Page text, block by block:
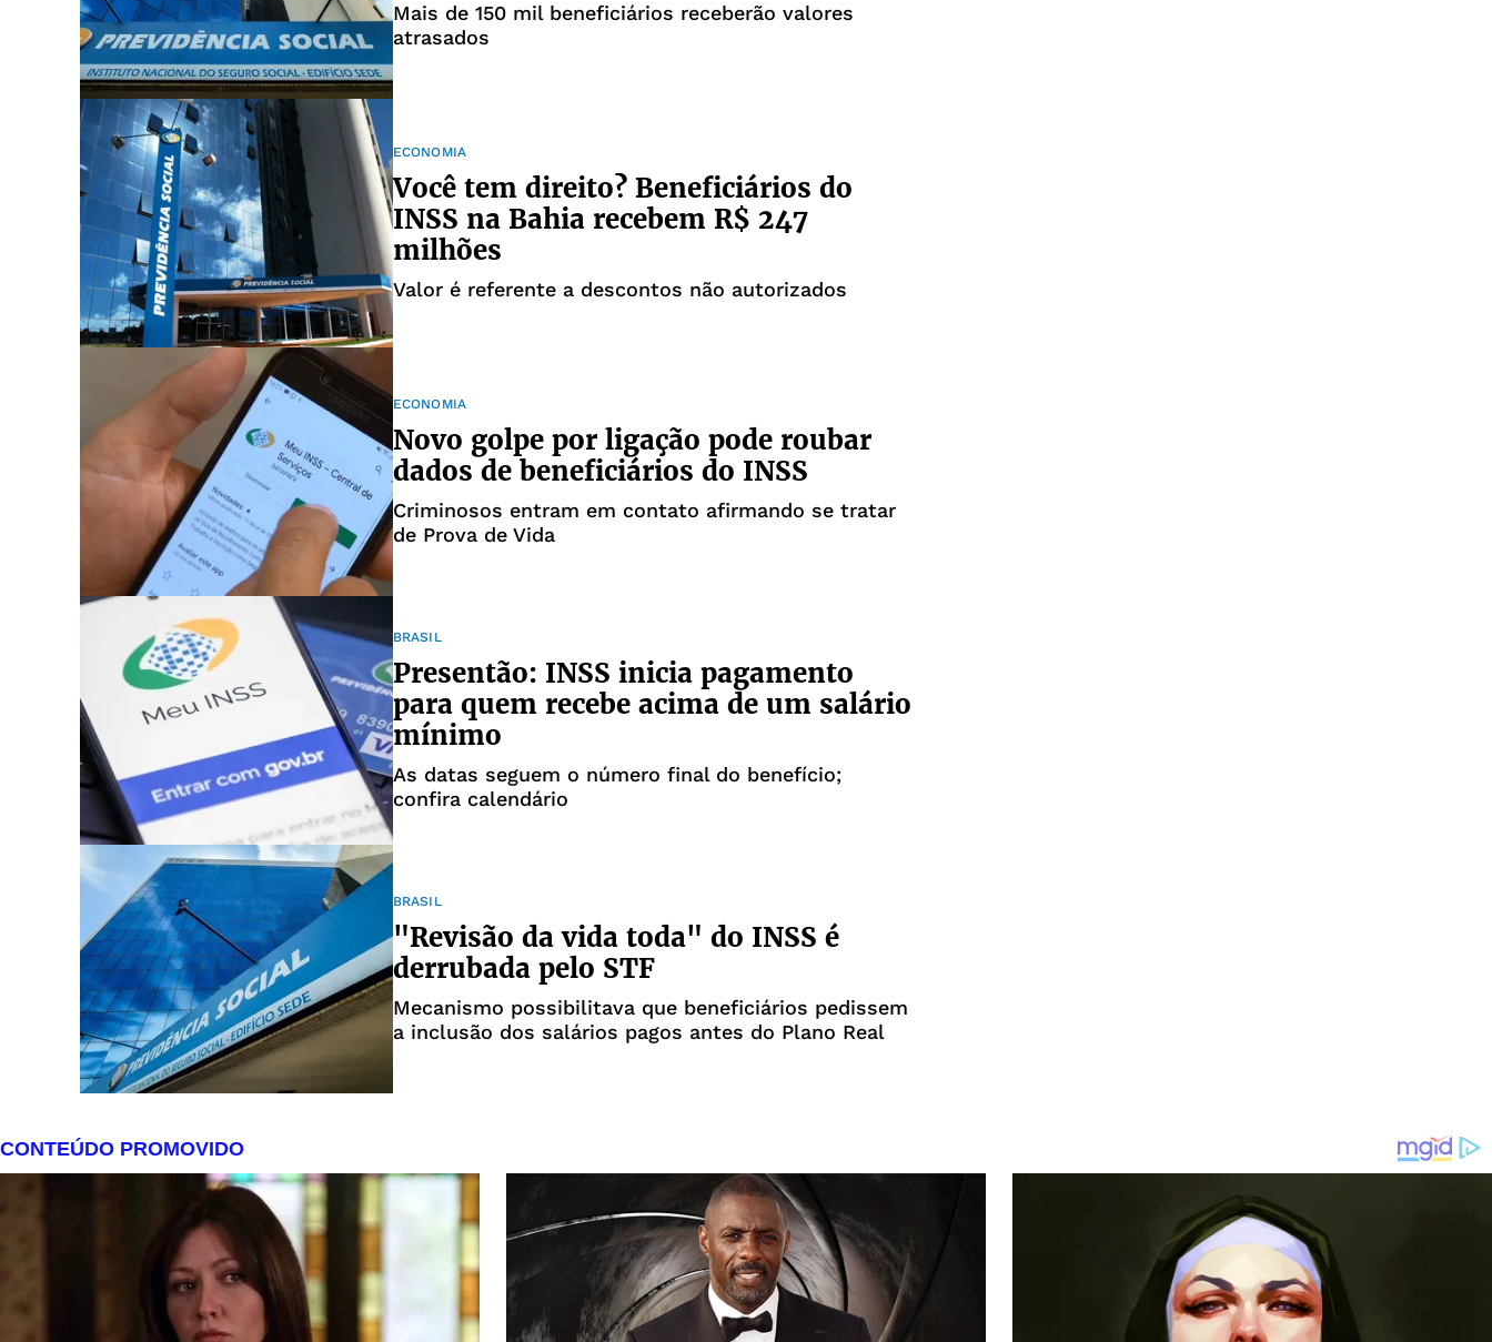
Mais de 150 mil beneficiários receberão valores
atrasados
ECONOMIA
Você tem direito? Beneficiários do
INSS na Bahia recebem R$ 247
milhões
Valor é referente a descontos não autorizados
ECONOMIA
Novo golpe por ligação pode roubar
dados de beneficiários do INSS
Criminosos entram em contato afirmando se tratar
de Prova de Vida
BRASIL
Presentão: INSS inicia pagamento
para quem recebe acima de um salário
mínimo
As datas seguem o número final do benefício;
confira calendário
BRASIL
"Revisão da vida toda" do INSS é
derrubada pelo STF
Mecanismo possibilitava que beneficiários pedissem
a inclusão dos salários pagos antes do Plano Real